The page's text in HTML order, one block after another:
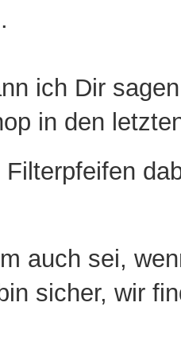
ich Dir
in den
Filterpfeifen
auch sei,
sicher, wir